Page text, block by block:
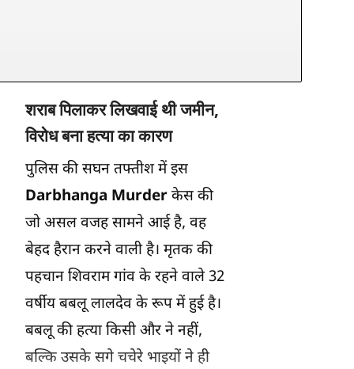
शराब पिलाकर लिखवाई थी जमीन,
विरोध बना हत्या का कारण
पुलिस की सघन तफ्तीश में इस
Darbhanga Murder केस की
जो असल वजह सामने आई है, वह
बेहद हैरान करने वाली है। मृतक की
पहचान शिवराम गांव के रहने वाले 32
वर्षीय बबलू लालदेव के रूप में हुई है।
बबलू की हत्या किसी और ने नहीं,
बल्कि उसके सगे चचेरे भाइयों ने ही